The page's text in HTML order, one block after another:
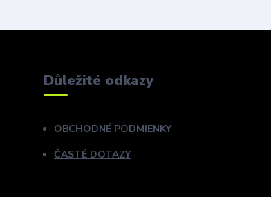
Důležité odkazy
OBCHODNÉ PODMIENKY
ČASTÉ DOTAZY